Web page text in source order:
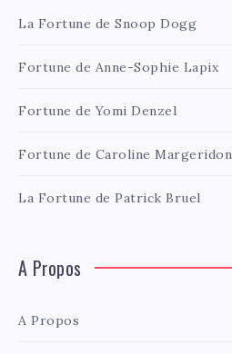
La Fortune de Snoop Dogg
Fortune de Anne-Sophie Lapix
Fortune de Yomi Denzel
Fortune de Caroline Margeridon
La Fortune de Patrick Bruel
A Propos
A Propos